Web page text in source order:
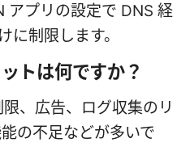
アプリの設定で DNS 経
に制限します。
トは何ですか？
、広告、ログ収集のリ
の不足などが多いで